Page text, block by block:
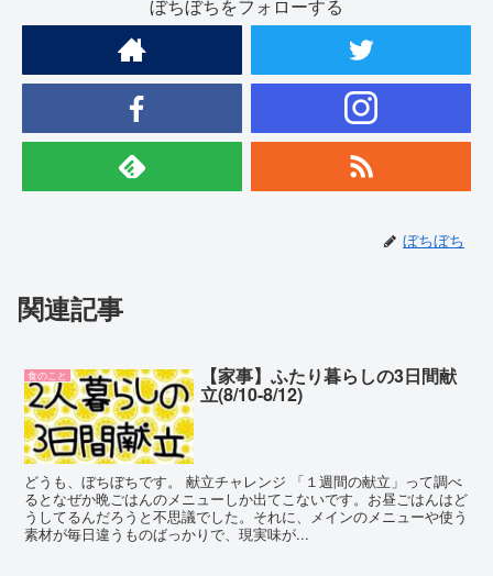
ぼちぼちをフォローする
ぼちぼち
関連記事
食のこと 【家事】ふたり暮らしの3日間献
立(8/10-8/12)
どうも、ぼちぼちです。 献立チャレンジ 「１週間の献立」って調べ
るとなぜか晩ごはんのメニューしか出てこないです。お昼ごはんはど
うしてるんだろうと不思議でした。それに、メインのメニューや使う
素材が毎日違うものばっかりで、現実味が...